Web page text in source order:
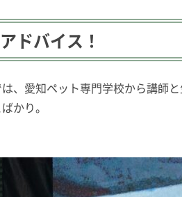
ドバイス！
愛知ペット専門学校から講師と
かり。